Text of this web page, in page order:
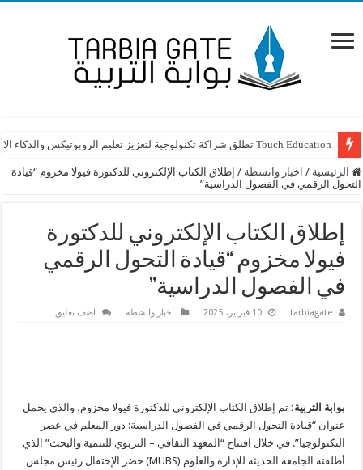
Touch Education تطلق شراكة تكنولوجية لتعزيز تعليم الروبوتيكس والذكاء الاصطناعي STEAM في لبنان
الرئيسية / اخبار وانشطة / إطلاق الكتاب الإلكتروني للدكتورة فيولا مخزوم “قيادة
التحول الرقمي في الفصول الدراسية”
إطلاق الكتاب الإلكتروني للدكتورة
فيولا مخزوم “قيادة التحول الرقمي
في الفصول الدراسية”
tarbiagate 10 فبراير، 2025 اخبار وانشطة اضف تعليق
بوابة التربية:تم إطلاق الكتاب الإلكتروني للدكتورة فيولا مخزوم، والذي يحمل
عنوان “قيادة التحول الرقمي في الفصول الدراسية: دور المعلم في عصر
التكنولوجيا”. في خلال افتتاح “المعهد الثقافي – التربوي للتنمية والبحث” الذي
أطلقته الجامعة الحديثة للإدارة والعلوم (MUBS) حضر الإحتفال رئيس مجلس